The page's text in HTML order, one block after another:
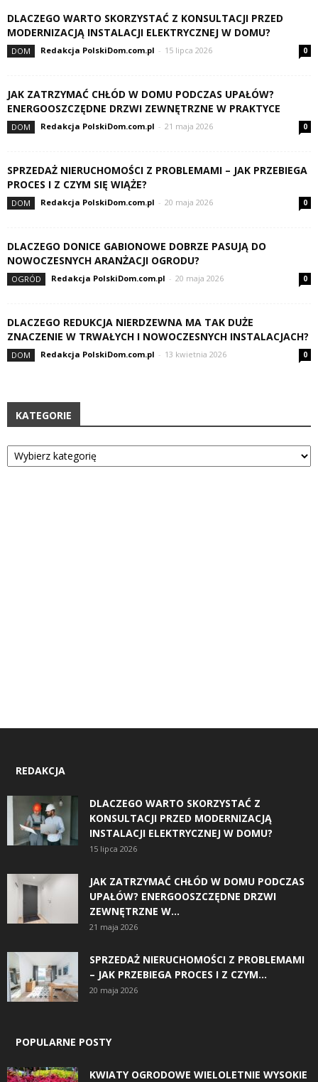
DLACZEGO WARTO SKORZYSTAĆ Z KONSULTACJI PRZED
MODERNIZACJĄ INSTALACJI ELEKTRYCZNEJ W DOMU?
DOM Redakcja PolskiDom.com.pl - 15 lipca 2026 0
JAK ZATRZYMAĆ CHŁÓD W DOMU PODCZAS UPAŁÓW?
ENERGOOSZCZĘDNE DRZWI ZEWNĘTRZNE W PRAKTYCE
DOM Redakcja PolskiDom.com.pl - 21 maja 2026 0
SPRZEDAŻ NIERUCHOMOŚCI Z PROBLEMAMI – JAK PRZEBIEGA
PROCES I Z CZYM SIĘ WIĄŻE?
DOM Redakcja PolskiDom.com.pl - 20 maja 2026 0
DLACZEGO DONICE GABIONOWE DOBRZE PASUJĄ DO
NOWOCZESNYCH ARANŻACJI OGRODU?
OGRÓD Redakcja PolskiDom.com.pl - 20 maja 2026 0
DLACZEGO REDUKCJA NIERDZEWNA MA TAK DUŻE
ZNACZENIE W TRWAŁYCH I NOWOCZESNYCH INSTALACJACH?
DOM Redakcja PolskiDom.com.pl - 13 kwietnia 2026 0
KATEGORIE
Kategorie
REDAKCJA
DLACZEGO WARTO SKORZYSTAĆ Z
KONSULTACJI PRZED MODERNIZACJĄ
INSTALACJI ELEKTRYCZNEJ W DOMU?
15 lipca 2026
JAK ZATRZYMAĆ CHŁÓD W DOMU PODCZAS
UPAŁÓW? ENERGOOSZCZĘDNE DRZWI
ZEWNĘTRZNE W...
21 maja 2026
SPRZEDAŻ NIERUCHOMOŚCI Z PROBLEMAMI
– JAK PRZEBIEGA PROCES I Z CZYM...
20 maja 2026
POPULARNE POSTY
KWIATY OGRODOWE WIELOLETNIE WYSOKIE